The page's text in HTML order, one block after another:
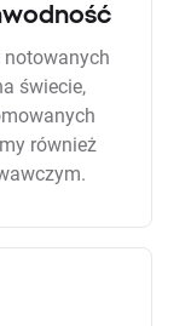
świecie,
również